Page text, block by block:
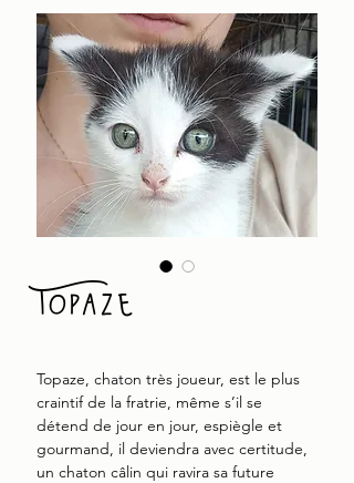
Topaze
Topaze, chaton très joueur, est le plus
craintif de la fratrie, même s’il se
détend de jour en jour, espiègle et
gourmand, il deviendra avec certitude,
un chaton câlin qui ravira sa future